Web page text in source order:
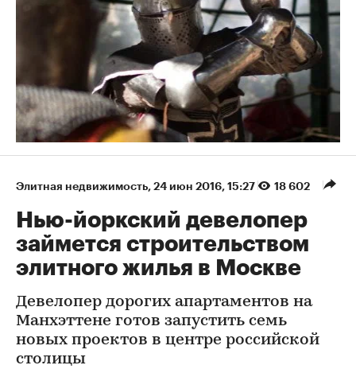
Элитная недвижимость⁠, 24 июн 2016, 15:27 18 602
Нью-йоркский девелопер
займется строительством
элитного жилья в Москве
Девелопер дорогих апартаментов на
Манхэттене готов запустить семь
новых проектов в центре российской
столицы